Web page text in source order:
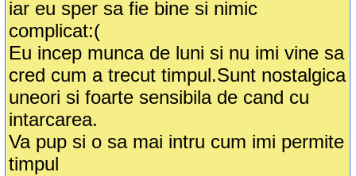
iar eu sper sa fie bine si nimic
complicat:(
Eu incep munca de luni si nu imi vine sa
cred cum a trecut timpul.Sunt nostalgica
uneori si foarte sensibila de cand cu
intarcarea.
Va pup si o sa mai intru cum imi permite
timpul